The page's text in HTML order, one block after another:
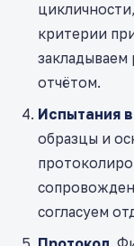
критерии
отчётом.
Испытания
образцы и
согласуем